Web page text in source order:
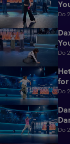
Do
0:31
Do
0:28
for
Do
0:40
Do